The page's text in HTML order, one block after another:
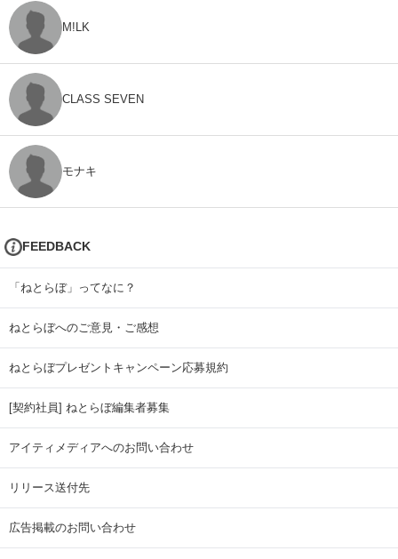
M!LK
CLASS SEVEN
モナキ
FEEDBACK
「ねとらぼ」ってなに？
ねとらぼへのご意見・ご感想
ねとらぼプレゼントキャンペーン応募規約
[契約社員] ねとらぼ編集者募集
アイティメディアへのお問い合わせ
リリース送付先
広告掲載のお問い合わせ